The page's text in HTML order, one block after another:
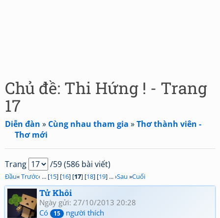
Chủ đề: Thi Hứng ! - Trang
17
Diễn đàn » Cùng nhau tham gia »Thơ thành viên -
Thơ mới
Trang /59 (586 bài viết)
Đầu«Trước‹ ... [15] [16] [17] [18] [19] ... ›Sau »Cuối
Tử Khôi
Ngày gửi: 27/10/2013 20:28
Có
15 người thích